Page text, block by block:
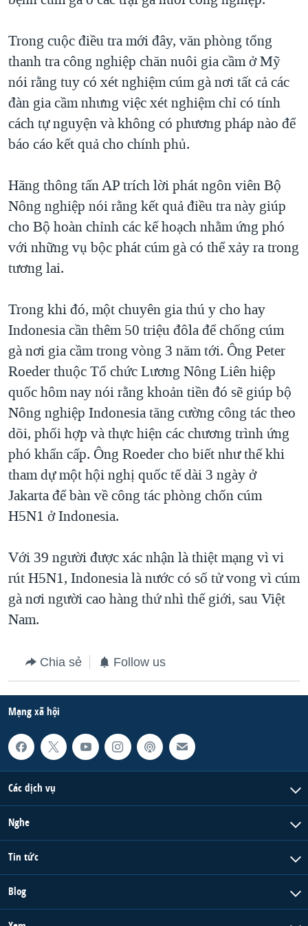
ĐỜI SỐNG
KINH TẾ
KHOA HỌC
SỨC KHOẺ
VĂN HOÁ
GIÁO DỤC
TẠI
GIẢI MÃ VÀNH ĐAI & CON ĐƯỜNG
NGÀY TỊ NẠN THẾ GIỚI
TRỊNH VĨNH BÌNH - NGƯỜI HẠ 'BÊN THẮNG CUỘC'
GROUND ZERO – XƯA VÀ NAY
CHI PHÍ CHIẾN TRANH AFGHANISTAN
CÁC GIÁ TRỊ CỘNG HÒA Ở VIỆT NAM
THƯỢNG ĐỈNH TRUMP-KIM TẠI VIỆT NAM
TRỊNH VĨNH BÌNH VS. CHÍNH PHỦ VIỆT NAM
NGƯ DÂN VIỆT VÀ LÀN SÓNG TRỘM HẢI SÂM
QUAN HỆ VIỆT MỸ
NGHE
MẠNG XÃ HỘI
Ngôn ngữ khác
Trong cuộc điều tra mới đây, văn phòng tổng
thanh tra công nghiệp chăn nuôi gia cầm ở Mỹ
nói rằng tuy có xét nghiệm cúm gà nơi tất cả các
đàn gia cầm nhưng việc xét nghiệm chỉ có tính
cách tự nguyện và không có phương pháp nào để
báo cáo kết quả cho chính phủ.
Hãng thông tấn AP trích lời phát ngôn viên Bộ
Nông nghiệp nói rằng kết quả điều tra này giúp
cho Bộ hoàn chỉnh các kế hoạch nhằm ứng phó
với những vụ bộc phát cúm gà có thể xảy ra trong
tương lai.
Trong khi đó, một chuyên gia thú y cho hay
Indonesia cần thêm 50 triệu đôla để chống cúm
gà nơi gia cầm trong vòng 3 năm tới. Ông Peter
Roeder thuộc Tổ chức Lương Nông Liên hiệp
quốc hôm nay nói rằng khoản tiền đó sẽ giúp bộ
Nông nghiệp Indonesia tăng cường công tác theo
dõi, phối hợp và thực hiện các chương trình ứng
phó khẩn cấp. Ông Roeder cho biết như thế khi
tham dự một hội nghị quốc tế dài 3 ngày ở
Jakarta để bàn về công tác phòng chốn cúm
H5N1 ở Indonesia.
Với 39 người được xác nhận là thiệt mạng vì vi
rút H5N1, Indonesia là nước có số tử vong vì cúm
gà nơi người cao hàng thứ nhì thế giới, sau Việt
Nam.
Chia sẻ Follow us
Mạng xã hội
Các dịch vụ
Nghe
Tin tức
Blog